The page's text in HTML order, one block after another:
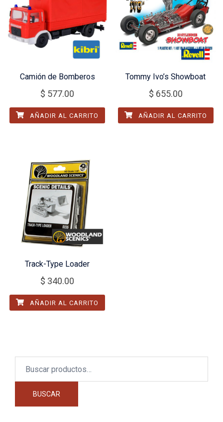
Camión de Bomberos
$ 577.00
AÑADIR AL CARRITO
Tommy Ivo’s Showboat
$ 655.00
AÑADIR AL CARRITO
Track-Type Loader
$ 340.00
AÑADIR AL CARRITO
BUSCAR